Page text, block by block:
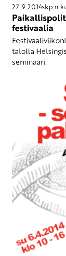
27.9.2014skp:n
festivaalia
talolla
seminaari.